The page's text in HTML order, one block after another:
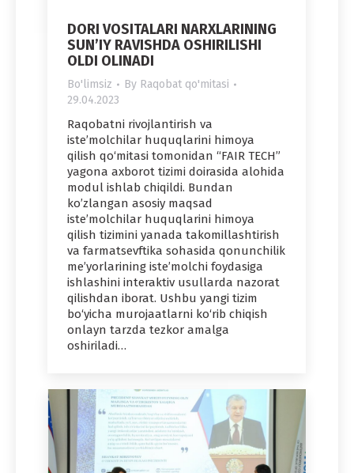
DORI VOSITALARI NARXLARINING
SUN’IY RAVISHDA OSHIRILISHI
OLDI OLINADI
Bo'limsiz By Raqobat qo'mitasi
29.04.2023
Raqobatni rivojlantirish va
iste’molchilar huquqlarini himoya
qilish qo‘mitasi tomonidan “FAIR TECH”
yagona axborot tizimi doirasida alohida
modul ishlab chiqildi. Bundan
ko’zlangan asosiy maqsad
iste’molchilar huquqlarini himoya
qilish tizimini yanada takomillashtirish
va farmatsevftika sohasida qonunchilik
me’yorlarining iste’molchi foydasiga
ishlashini interaktiv usullarda nazorat
qilishdan iborat. Ushbu yangi tizim
bo‘yicha murojaatlarni ko‘rib chiqish
onlayn tarzda tezkor amalga
oshiriladi…